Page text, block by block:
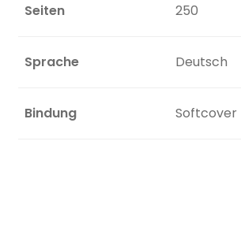
Seiten 250
Sprache Deutsch
Bindung Softcover